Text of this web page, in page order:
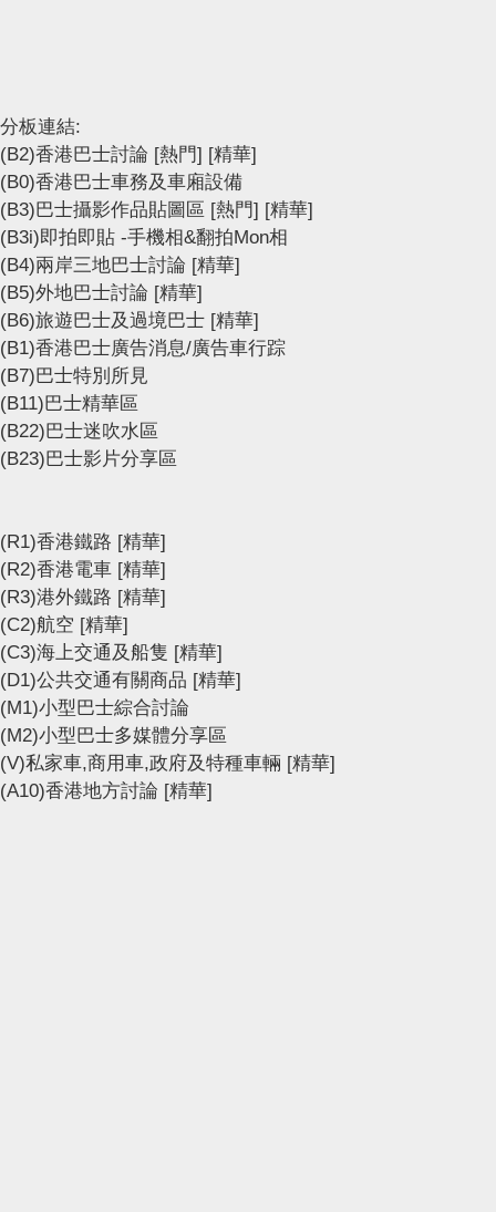
分板連結:
(B2)香港巴士討論 [熱門] [精華]
(B0)香港巴士車務及車廂設備
(B3)巴士攝影作品貼圖區 [熱門] [精華]
(B3i)即拍即貼 -手機相&翻拍Mon相
(B4)兩岸三地巴士討論 [精華]
(B5)外地巴士討論 [精華]
(B6)旅遊巴士及過境巴士 [精華]
(B1)香港巴士廣告消息/廣告車行踪
(B7)巴士特別所見
(B11)巴士精華區
(B22)巴士迷吹水區
(B23)巴士影片分享區
(R1)香港鐵路 [精華]
(R2)香港電車 [精華]
(R3)港外鐵路 [精華]
(C2)航空 [精華]
(C3)海上交通及船隻 [精華]
(D1)公共交通有關商品 [精華]
(M1)小型巴士綜合討論
(M2)小型巴士多媒體分享區
(V)私家車,商用車,政府及特種車輛 [精華]
(A10)香港地方討論 [精華]